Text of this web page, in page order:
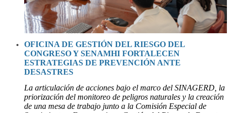
OFICINA DE GESTIÓN DEL RIESGO DEL
CONGRESO Y SENAMHI FORTALECEN
ESTRATEGIAS DE PREVENCIÓN ANTE
DESASTRES
La articulación de acciones bajo el marco del SINAGERD, la
priorización del monitoreo de peligros naturales y la creación
de una mesa de trabajo junto a la Comisión Especial de